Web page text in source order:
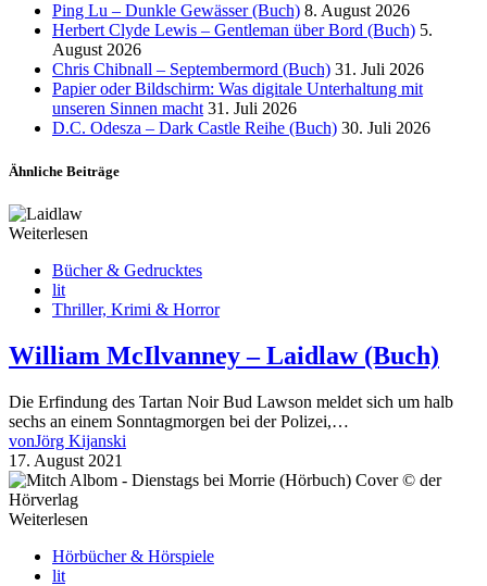
Ping Lu – Dunkle Gewässer (Buch) 8. August 2026
Herbert Clyde Lewis – Gentleman über Bord (Buch) 5.
August 2026
Chris Chibnall – Septembermord (Buch) 31. Juli 2026
Papier oder Bildschirm: Was digitale Unterhaltung mit
unseren Sinnen macht 31. Juli 2026
D.C. Odesza – Dark Castle Reihe (Buch) 30. Juli 2026
Ähnliche Beiträge
Weiterlesen
Bücher & Gedrucktes
lit
Thriller, Krimi & Horror
William McIlvanney – Laidlaw (Buch)
Die Erfindung des Tartan Noir Bud Lawson meldet sich um halb
sechs an einem Sonntagmorgen bei der Polizei,…
vonJörg Kijanski
17. August 2021
Weiterlesen
Hörbücher & Hörspiele
lit